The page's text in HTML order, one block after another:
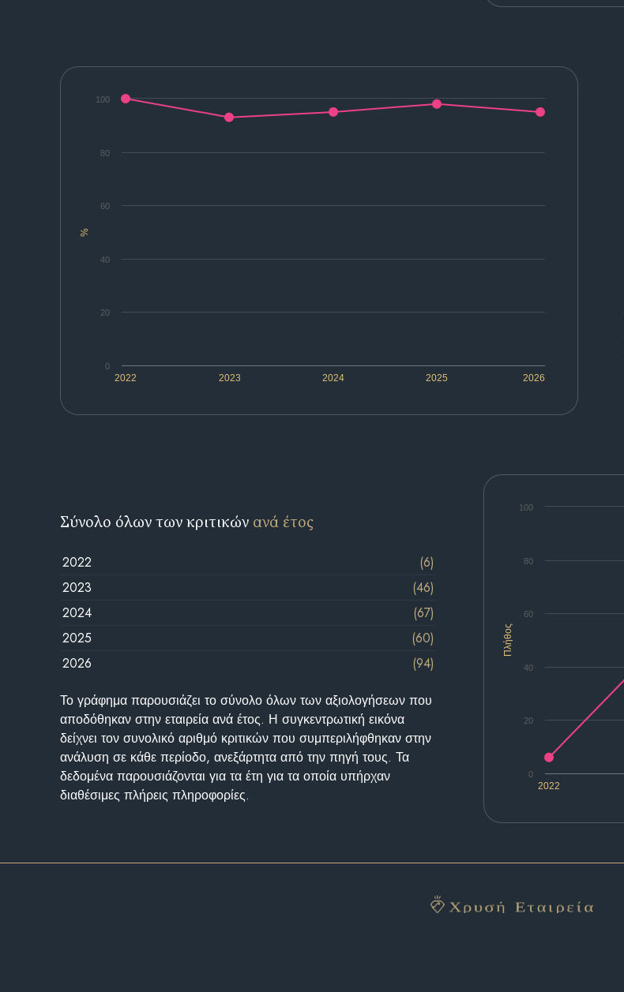
%
2022 2023 2024 2025 2026
0
20
40
60
80
100
Πλήθος
2022
0
20
40
60
80
100
Σύνολο όλων των κριτικών ανά έτος
2022
(6)
2023
(46)
2024
(67)
2025
(60)
2026
(94)
Το γράφημα παρουσιάζει το σύνολο όλων των αξιολογήσεων που
αποδόθηκαν στην εταιρεία ανά έτος. Η συγκεντρωτική εικόνα
δείχνει τον συνολικό αριθμό κριτικών που συμπεριλήφθηκαν στην
ανάλυση σε κάθε περίοδο, ανεξάρτητα από την πηγή τους. Τα
δεδομένα παρουσιάζονται για τα έτη για τα οποία υπήρχαν
διαθέσιμες πλήρεις πληροφορίες.